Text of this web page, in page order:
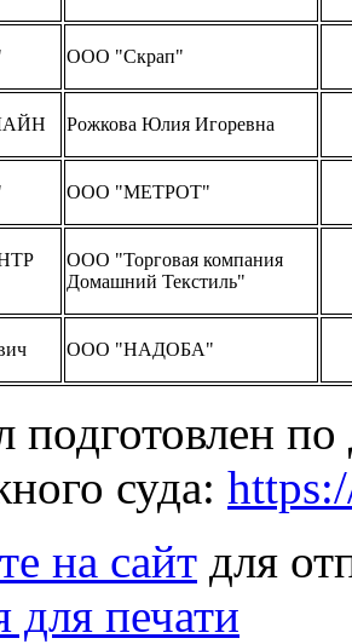
ООО "Скрап"
Рожкова Юлия Игоревна
ООО "МЕТРОТ"
ООО "Торговая компания
Домашний Текстиль"
ООО "НАДОБА"
подготовлен
суда:
на сайт для
для печати